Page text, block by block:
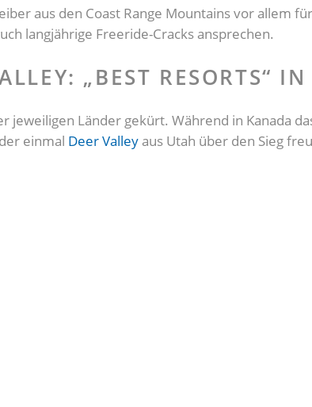
aus den Coast Range Mountains vor allem
langjährige Freeride-Cracks ansprechen.
„BEST RESORTS“
jeweiligen Länder gekürt. Während in Kanada
einmal Deer Valley aus Utah über den Sieg